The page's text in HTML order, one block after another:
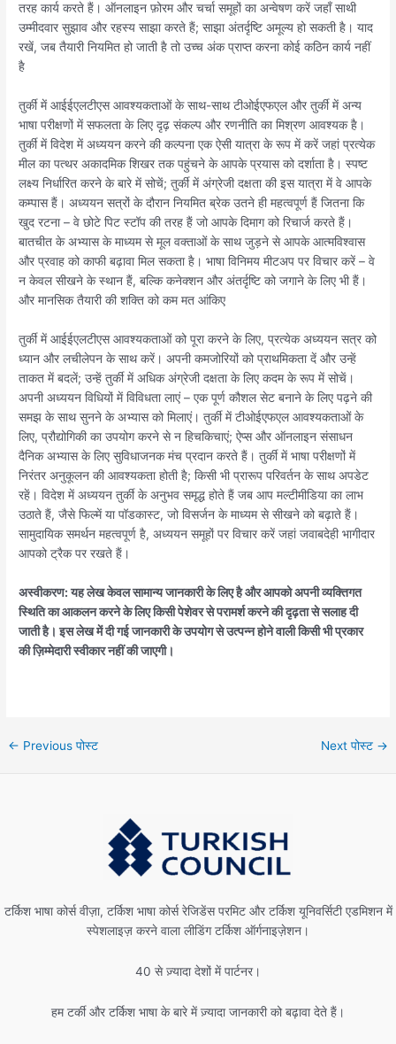
तरह कार्य करते हैं। ऑनलाइन फ़ोरम और चर्चा समूहों का अन्वेषण करें जहाँ साथी
उम्मीदवार सुझाव और रहस्य साझा करते हैं; साझा अंतर्दृष्टि अमूल्य हो सकती है। याद
रखें, जब तैयारी नियमित हो जाती है तो उच्च अंक प्राप्त करना कोई कठिन कार्य नहीं
है
तुर्की में आईईएलटीएस आवश्यकताओं के साथ-साथ टीओईएफएल और तुर्की में अन्य
भाषा परीक्षणों में सफलता के लिए दृढ़ संकल्प और रणनीति का मिश्रण आवश्यक है।
तुर्की में विदेश में अध्ययन करने की कल्पना एक ऐसी यात्रा के रूप में करें जहां प्रत्येक
मील का पत्थर अकादमिक शिखर तक पहुंचने के आपके प्रयास को दर्शाता है। स्पष्ट
लक्ष्य निर्धारित करने के बारे में सोचें; तुर्की में अंग्रेजी दक्षता की इस यात्रा में वे आपके
कम्पास हैं। अध्ययन सत्रों के दौरान नियमित ब्रेक उतने ही महत्वपूर्ण हैं जितना कि
खुद रटना – वे छोटे पिट स्टॉप की तरह हैं जो आपके दिमाग को रिचार्ज करते हैं।
बातचीत के अभ्यास के माध्यम से मूल वक्ताओं के साथ जुड़ने से आपके आत्मविश्वास
और प्रवाह को काफी बढ़ावा मिल सकता है। भाषा विनिमय मीटअप पर विचार करें – वे
न केवल सीखने के स्थान हैं, बल्कि कनेक्शन और अंतर्दृष्टि को जगाने के लिए भी हैं।
और मानसिक तैयारी की शक्ति को कम मत आंकिए
तुर्की में आईईएलटीएस आवश्यकताओं को पूरा करने के लिए, प्रत्येक अध्ययन सत्र को
ध्यान और लचीलेपन के साथ करें। अपनी कमजोरियों को प्राथमिकता दें और उन्हें
ताकत में बदलें; उन्हें तुर्की में अधिक अंग्रेजी दक्षता के लिए कदम के रूप में सोचें।
अपनी अध्ययन विधियों में विविधता लाएं – एक पूर्ण कौशल सेट बनाने के लिए पढ़ने की
समझ के साथ सुनने के अभ्यास को मिलाएं। तुर्की में टीओईएफएल आवश्यकताओं के
लिए, प्रौद्योगिकी का उपयोग करने से न हिचकिचाएं; ऐप्स और ऑनलाइन संसाधन
दैनिक अभ्यास के लिए सुविधाजनक मंच प्रदान करते हैं। तुर्की में भाषा परीक्षणों में
निरंतर अनुकूलन की आवश्यकता होती है; किसी भी प्रारूप परिवर्तन के साथ अपडेट
रहें। विदेश में अध्ययन तुर्की के अनुभव समृद्ध होते हैं जब आप मल्टीमीडिया का लाभ
उठाते हैं, जैसे फिल्में या पॉडकास्ट, जो विसर्जन के माध्यम से सीखने को बढ़ाते हैं।
सामुदायिक समर्थन महत्वपूर्ण है, अध्ययन समूहों पर विचार करें जहां जवाबदेही भागीदार
आपको ट्रैक पर रखते हैं।
अस्वीकरण: यह लेख केवल सामान्य जानकारी के लिए है और आपको अपनी व्यक्तिगत
स्थिति का आकलन करने के लिए किसी पेशेवर से परामर्श करने की दृढ़ता से सलाह दी
जाती है। इस लेख में दी गई जानकारी के उपयोग से उत्पन्न होने वाली किसी भी प्रकार
की ज़िम्मेदारी स्वीकार नहीं की जाएगी।
← Previous पोस्ट Next पोस्ट →
टर्किश भाषा कोर्स वीज़ा, टर्किश भाषा कोर्स रेजिडेंस परमिट और टर्किश यूनिवर्सिटी एडमिशन में
स्पेशलाइज़ करने वाला लीडिंग टर्किश ऑर्गनाइज़ेशन।
40 से ज़्यादा देशों में पार्टनर।
हम टर्की और टर्किश भाषा के बारे में ज़्यादा जानकारी को बढ़ावा देते हैं।